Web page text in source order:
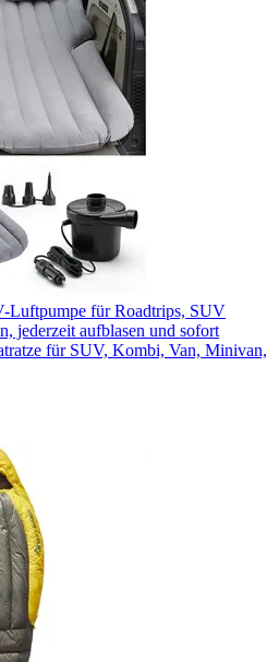
Luftpumpe für Roadtrips, SUV
jederzeit aufblasen und sofort
für SUV, Kombi, Van, Minivan,